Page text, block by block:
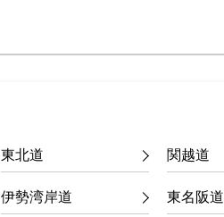
東北道 関越道
伊勢湾岸道 東名阪道